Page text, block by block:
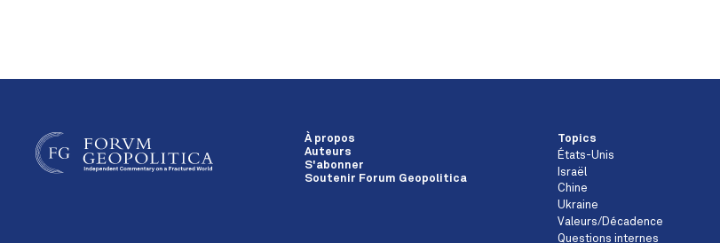
À propos
Auteurs
S'abonner
Soutenir Forum Geopolitica
Topics
États-Unis
Israël
Chine
Ukraine
Valeurs/Décadence
Questions internes